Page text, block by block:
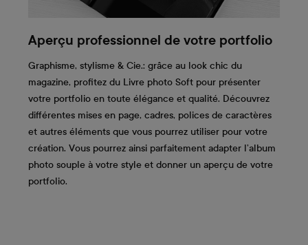
Aperçu professionnel de votre portfolio
Graphisme, stylisme & Cie.: grâce au look chic du
magazine, profitez du Livre photo Soft pour présenter
votre portfolio en toute élégance et qualité. Découvrez
différentes mises en page, cadres, polices de caractères
et autres éléments que vous pourrez utiliser pour votre
création. Vous pourrez ainsi parfaitement adapter l’album
photo souple à votre style et donner un aperçu de votre
portfolio.